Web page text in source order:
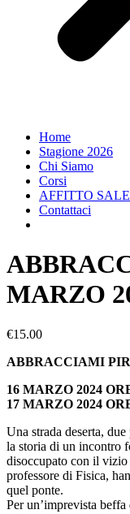
Home
Stagione 2026
Chi Siamo
Corsi
AFFITTO SALE
Contattaci
MARZO
€15.00
ABBRACCIAMI
16 MARZO 2024
17 MARZO 2024
Una strada deserta,
la storia di un incontro
disoccupato con il vizio
professore di Fisica,
quel ponte.
Per un’imprevista